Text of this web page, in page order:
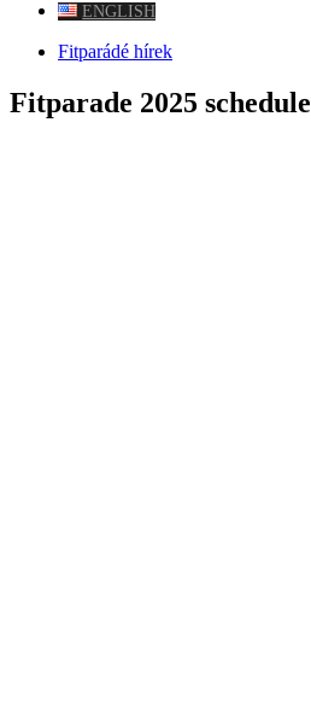
ENGLISH
Fitparádé hírek
Fitparade 2025 schedule